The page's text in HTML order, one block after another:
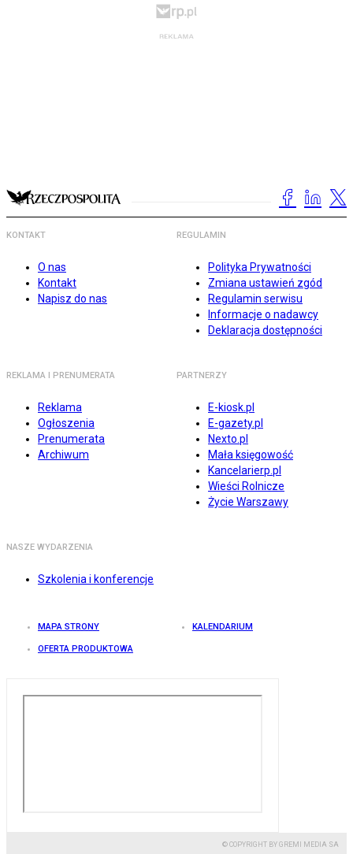
KONTAKT
O nas
Kontakt
Napisz do nas
REGULAMIN
Polityka Prywatności
Zmiana ustawień zgód
Regulamin serwisu
Informacje o nadawcy
Deklaracja dostępności
REKLAMA I PRENUMERATA
Reklama
Ogłoszenia
Prenumerata
Archiwum
PARTNERZY
E-kiosk.pl
E-gazety.pl
Nexto.pl
Mała księgowość
Kancelarierp.pl
Wieści Rolnicze
Życie Warszawy
NASZE WYDARZENIA
Szkolenia i konferencje
MAPA STRONY KALENDARIUM
OFERTA PRODUKTOWA
© COPYRIGHT BY GREMI MEDIA SA